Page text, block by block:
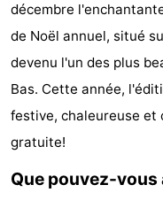
et
Lieux
Musées
-
Monuments
-
décembre
de Noël annuel, situé
devenu l'un des plus
Bas. Cette année,
festive, chaleureuse et
gratuite!
Que pouvez-vous